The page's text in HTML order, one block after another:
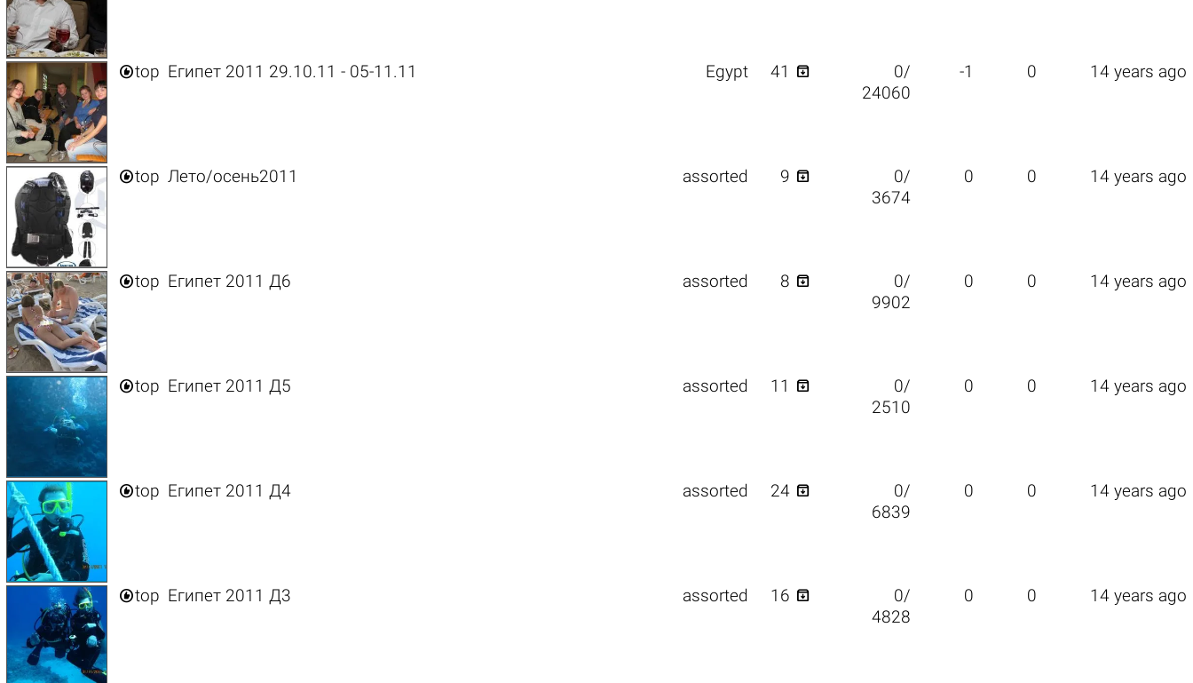
top Египет 2011 29.10.11 - 05-11.11 Egypt 41 
0/
24060
-1 0 14 years ago
top Лето/осень2011 assorted 9 
0/
3674
0 0 14 years ago
top Египет 2011 Д6 assorted 8 
0/
9902
0 0 14 years ago
top Египет 2011 Д5 assorted 11 
0/
2510
0 0 14 years ago
top Египет 2011 Д4 assorted 24 
0/
6839
0 0 14 years ago
top Египет 2011 Д3 assorted 16 
0/
4828
0 0 14 years ago